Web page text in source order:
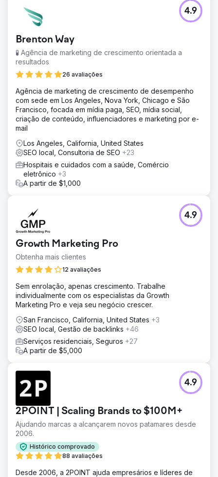
Brenton Way
🧪 Agência de marketing de crescimento orientada a
resultados
26 avaliações
4.9
Agência de marketing de crescimento de desempenho
com sede em Los Angeles, Nova York, Chicago e São
Francisco, focada em mídia paga, SEO, mídia social,
criação de conteúdo, influenciadores e marketing por e-
mail
Los Angeles, California, United States
SEO local, Consultoria de SEO +23
Hospitais e cuidados com a saúde, Comércio
eletrônico +3
A partir de $1,000
Growth Marketing Pro
Obtenha mais clientes
12 avaliações
4.9
Sem enrolação, apenas crescimento. Trabalhe
individualmente com os especialistas da Growth
Marketing Pro e veja seu negócio crescer.
San Francisco, California, United States +3
SEO local, Gestão de backlinks +46
Serviços residenciais, Seguros +27
A partir de $5,000
2POINT | Scaling Brands to $100M+
Ajudando marcas a alcançarem novos patamares desde
2006.
Histórico comprovado
88 avaliações
4.9
Desde 2006, a 2POINT ajuda empresários e líderes de